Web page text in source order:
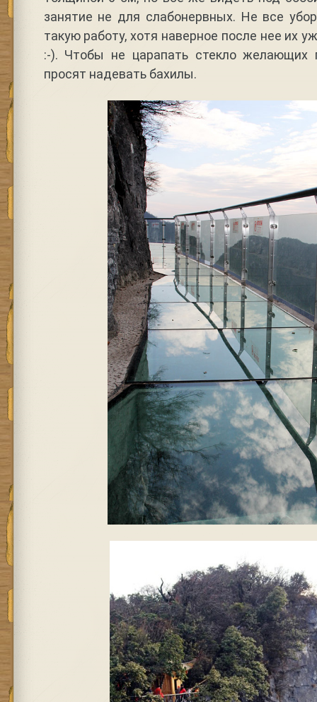
занятие не для слабонервных. Не все
такую работу, хотя наверное после нее их
:-). Чтобы не царапать стекло желающих
просят надевать бахилы.